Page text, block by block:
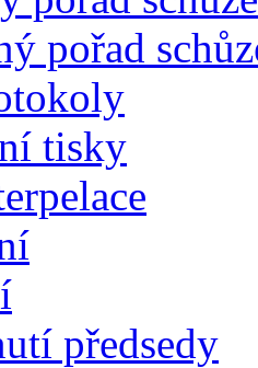
pořad
tisky
předsedy